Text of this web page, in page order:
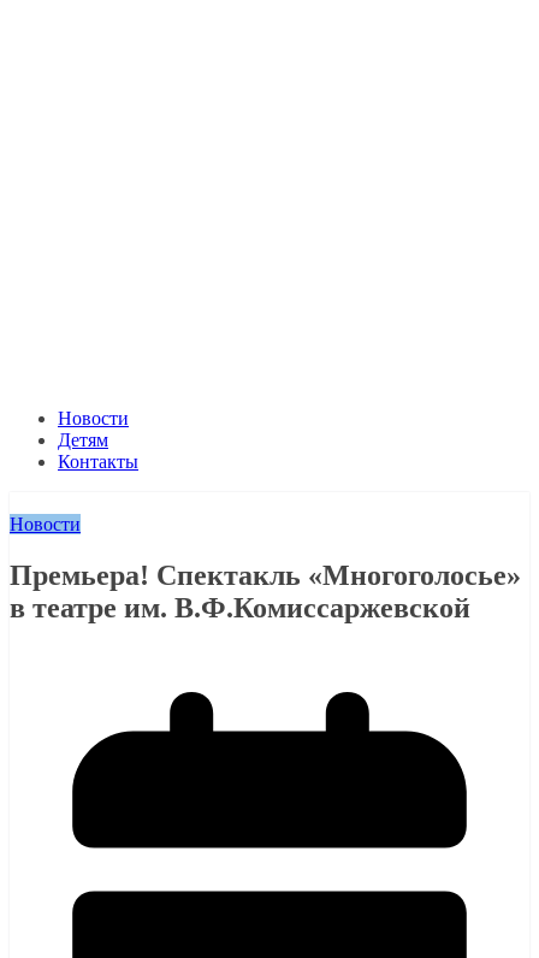
Новости
Детям
Контакты
Новости
Премьера! Спектакль «Многоголосье»
в театре им. В.Ф.Комиссаржевской